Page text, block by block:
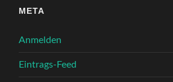
META
Anmelden
Eintrags-Feed